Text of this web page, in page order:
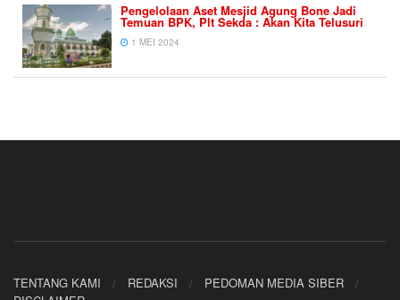
Pengelolaan Aset Mesjid Agung Bone Jadi
Temuan BPK, Plt Sekda : Akan Kita Telusuri
1 MEI 2024
TENTANG KAMI REDAKSI
PEDOMAN MEDIA SIBER